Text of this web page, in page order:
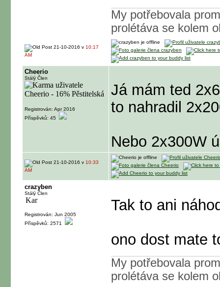
My potřebovala
prolétáva se kolem
21-10-2016 v 10:17
AM
Cheerio
Stálý Člen
Registrován: Apr 2016
Příspěvků: 45
Já mám ted
to nahradil
Nebo 2x300W
21-10-2016 v 10:33
AM
crazyben
Stálý Člen
Registrován: Jun 2005
Příspěvků: 2571
Tak to ani
ono dost mate
My potřebovala
prolétáva se kolem